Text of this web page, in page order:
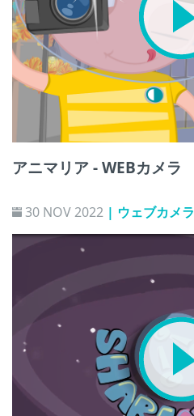
アニマリア - WEBカメラ
30 NOV 2022 | ウェブカメラ